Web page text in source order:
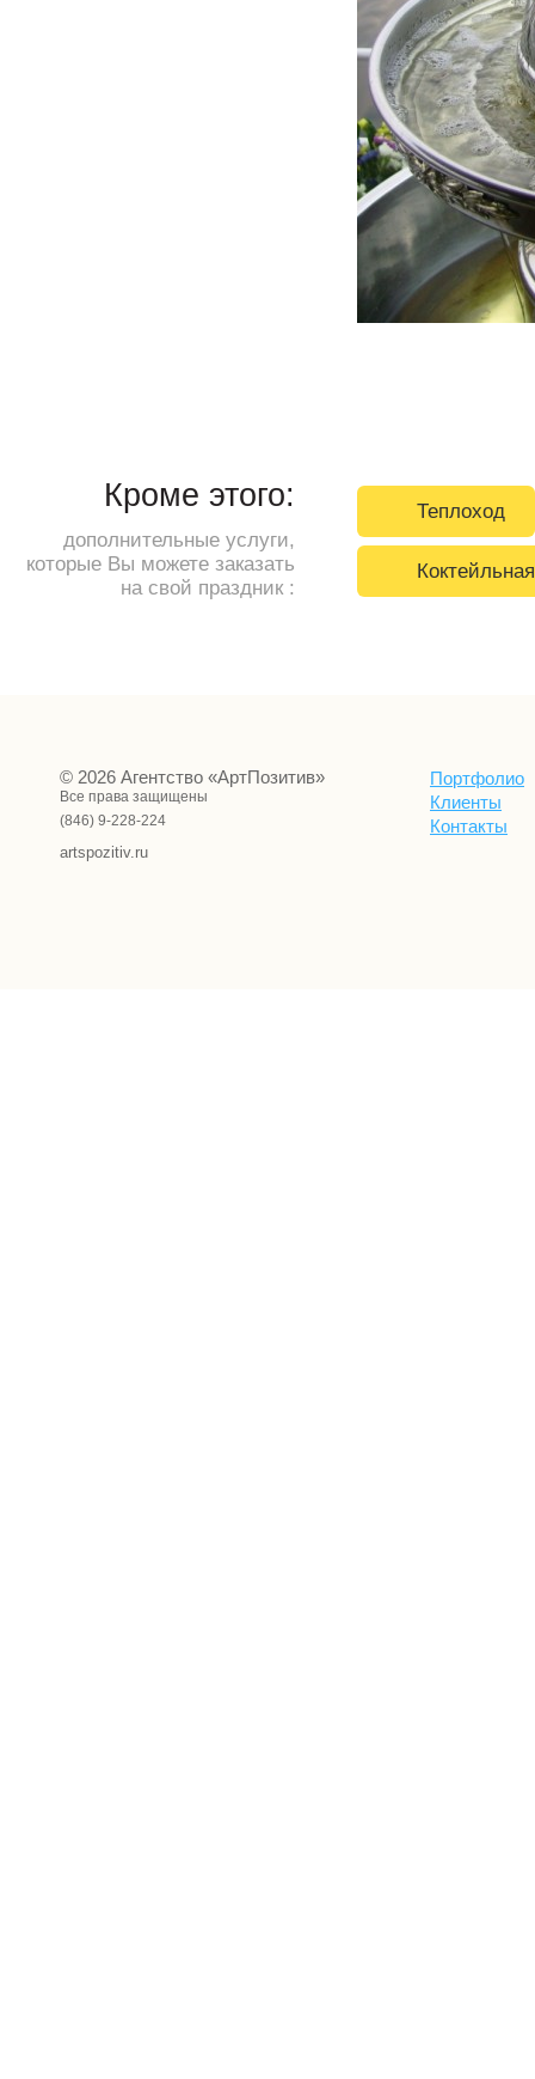
Кроме этого:
дополнительные услуги,
которые Вы можете заказать
на свой праздник :
Теплоход
© 2026 Агентство «АртПозитив»
Все права защищены
(846) 9-228-224
artspozitiv.ru
Портфолио
Клиенты
Контакты